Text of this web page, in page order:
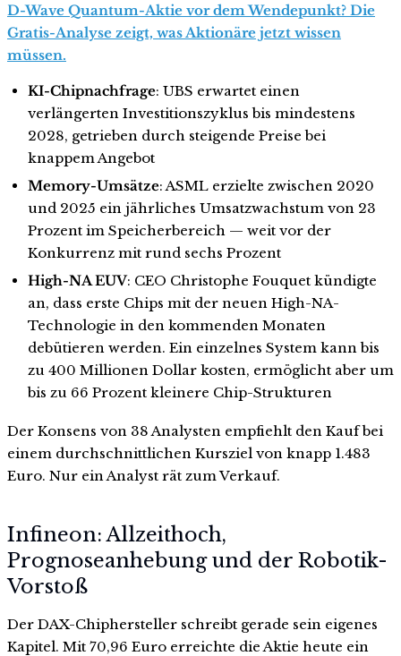
D-Wave Quantum-Aktie vor dem Wendepunkt? Die
Gratis-Analyse zeigt, was Aktionäre jetzt wissen
müssen.
KI-Chipnachfrage: UBS erwartet einen
verlängerten Investitionszyklus bis mindestens
2028, getrieben durch steigende Preise bei
knappem Angebot
Memory-Umsätze: ASML erzielte zwischen 2020
und 2025 ein jährliches Umsatzwachstum von 23
Prozent im Speicherbereich — weit vor der
Konkurrenz mit rund sechs Prozent
High-NA EUV: CEO Christophe Fouquet kündigte
an, dass erste Chips mit der neuen High-NA-
Technologie in den kommenden Monaten
debütieren werden. Ein einzelnes System kann bis
zu 400 Millionen Dollar kosten, ermöglicht aber um
bis zu 66 Prozent kleinere Chip-Strukturen
Der Konsens von 38 Analysten empfiehlt den Kauf bei
einem durchschnittlichen Kursziel von knapp 1.483
Euro. Nur ein Analyst rät zum Verkauf.
Infineon: Allzeithoch,
Prognoseanhebung und der Robotik-
Vorstoß
Der DAX-Chiphersteller schreibt gerade sein eigenes
Kapitel. Mit 70,96 Euro erreichte die Aktie heute ein